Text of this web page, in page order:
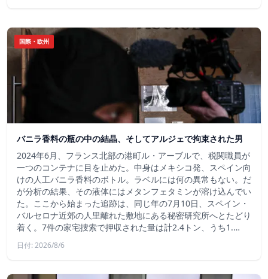
国際・欧州
バニラ香料の瓶の中の結晶、そしてアルジェで拘束された男
2024年6月、フランス北部の港町ル・アーブルで、税関職員が
一つのコンテナに目を止めた。中身はメキシコ発、スペイン向
けの人工バニラ香料のボトル。ラベルには何の異常もない。だ
が分析の結果、その液体にはメタンフェタミンが溶け込んでい
た。ここから始まった追跡は、同じ年の7月10日、スペイン・
バルセロナ近郊の人里離れた敷地にある秘密研究所へとたどり
着く。7件の家宅捜索で押収された量は計2.4トン、うち1.…
日付: 2026/8/6